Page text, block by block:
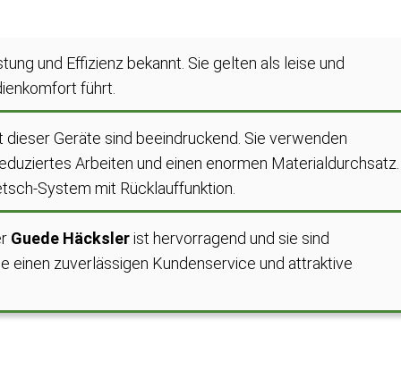
und Effizienz bekannt. Sie gelten als leise und
führt.
Geräte sind beeindruckend. Sie verwenden
Arbeiten und einen enormen Materialdurchsatz.
System mit Rücklauffunktion.
Guede Häckslerist hervorragend und sie sind
einen zuverlässigen Kundenservice und attraktive